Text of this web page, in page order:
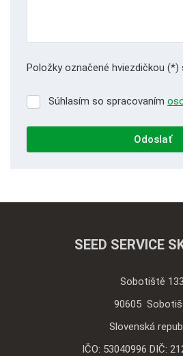
Položky označené hviezdičkou (*)
Súhlasím
spracovaním
Súhlasím so spracovaním
Odoslať
nepodarilo
SEED SERVICE
Sobotiště
90605
Slovenská
IČO: 53040996 DIČ: